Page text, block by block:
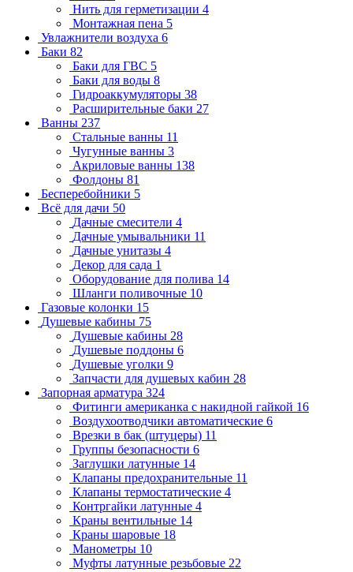
Нить для герметизации 4
Монтажная пена 5
Увлажнители воздуха 6
Баки 82
Баки для ГВС 5
Баки для воды 8
Гидроаккумуляторы 38
Расширительные баки 27
Ванны 237
Стальные ванны 11
Чугунные ванны 3
Акриловые ванны 138
Фолдоны 81
Бесперебойники 5
Всё для дачи 50
Дачные смесители 4
Дачные умывальники 11
Дачные унитазы 4
Декор для сада 1
Оборудование для полива 14
Шланги поливочные 10
Газовые колонки 15
Душевые кабины 75
Душевые кабины 28
Душевые поддоны 6
Душевые уголки 9
Запчасти для душевых кабин 28
Запорная арматура 324
Фитинги американка с накидной гайкой 16
Воздухоотводчики автоматические 6
Врезки в бак (штуцеры) 11
Группы безопасности 6
Заглушки латунные 14
Клапаны предохранительные 11
Клапаны термостатические 4
Контргайки латунные 4
Краны вентильные 14
Краны шаровые 18
Манометры 10
Муфты латунные резьбовые 22